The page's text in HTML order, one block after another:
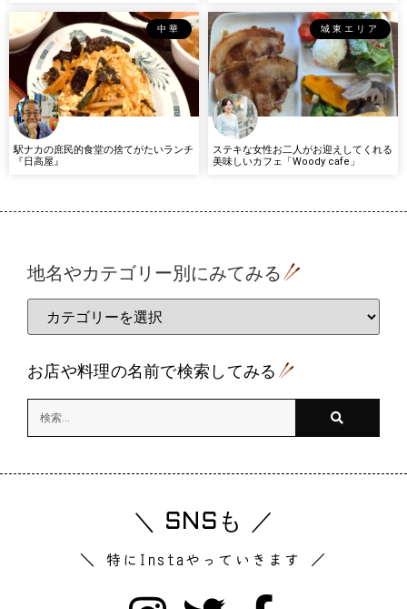
中華
駅ナカの庶民的食堂の捨てがたいランチ
『日高屋』
城東エリア
ステキな女性お二人がお迎えしてくれる
美味しいカフェ「Woody cafe」
地名やカテゴリー別にみてみる
お店や料理の名前で検索してみる
＼ SNSも ／
＼ 特にInstaやっていきます ／